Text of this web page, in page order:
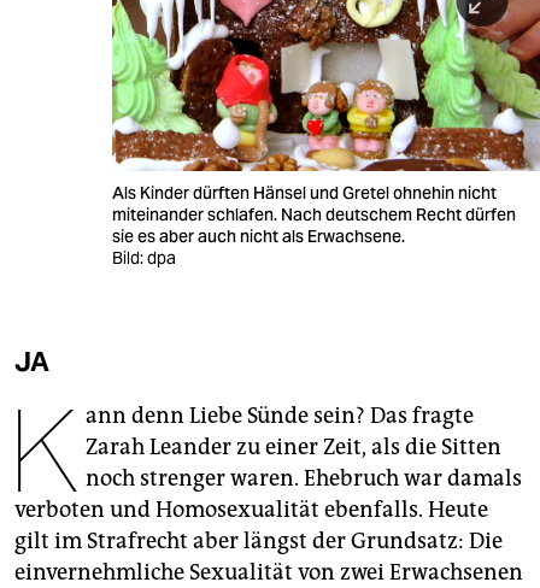
veranstaltungen
fragen & hilfe
unterstützen
genossenschaft
Als Kinder dürften Hänsel und Gretel ohnehin nicht
miteinander schlafen. Nach deutschem Recht dürfen
sie es aber auch nicht als Erwachsene.
Bild: dpa
JA
K ann denn Liebe Sünde sein? Das fragte
Zarah Leander zu einer Zeit, als die Sitten
noch strenger waren. Ehebruch war damals
verboten und Homosexualität ebenfalls. Heute
gilt im Strafrecht aber längst der Grundsatz: Die
einvernehmliche Sexualität von zwei Erwachsenen